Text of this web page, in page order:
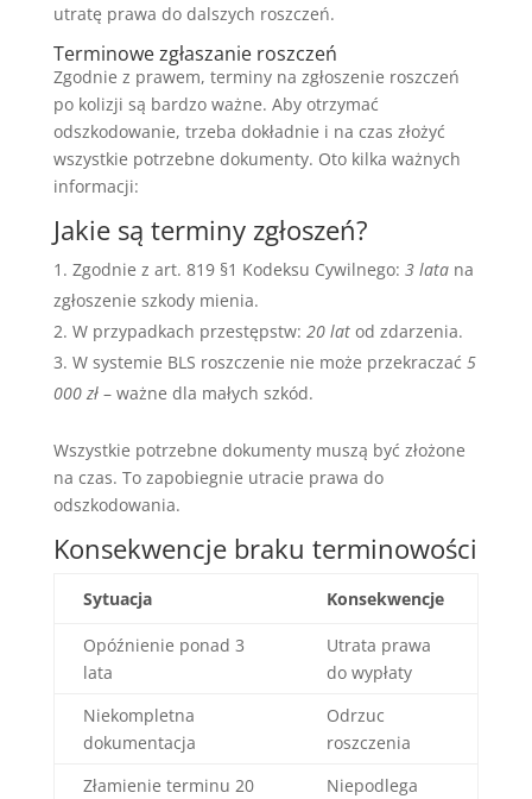
utratę prawa do dalszych roszczeń.
Terminowe zgłaszanie roszczeń
Zgodnie z prawem, terminy na zgłoszenie roszczeń
po kolizji są bardzo ważne. Aby otrzymać
odszkodowanie, trzeba dokładnie i na czas złożyć
wszystkie potrzebne dokumenty. Oto kilka ważnych
informacji:
Jakie są terminy zgłoszeń?
Zgodnie z art. 819 §1 Kodeksu Cywilnego: 3 latana
zgłoszenie szkody mienia.
W przypadkach przestępstw: 20 latod zdarzenia.
W systemie BLS roszczenie nie może przekraczać 5
000 zł– ważne dla małych szkód.
Wszystkie potrzebne dokumenty muszą być złożone
na czas. To zapobiegnie utracie prawa do
odszkodowania.
Konsekwencje braku terminowości
Sytuacja Konsekwencje
Opóźnienie ponad 3
lata
Utrata prawa
do wypłaty
Niekompletna
dokumentacja
Odrzuc
roszczenia
Złamienie terminu 20
Niepodlega